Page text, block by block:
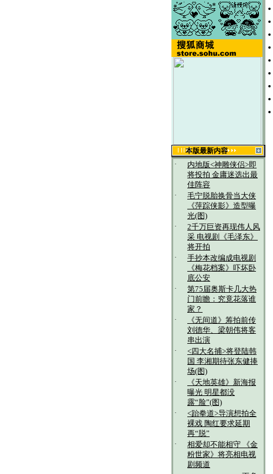
本版最新内容
·
内地版<神雕侠侣>即
将投拍 金庸迷选出最
佳阵容
·
毛宁脱胎换骨当大侠
《萍踪侠影》造型曝
光(图)
·
2千万巨资再现伟人风
采 电视剧《毛泽东》
将开拍
·
手抄本改编成电视剧
《梅花档案》吓坏卧
底公安
·
第75届奥斯卡几大热
门前瞻：究竟花落谁
家？
·
《无间道》筹拍前传
刘德华、梁朝伟将客
串出演
·
<四大名捕>将登陆韩
国 李湘期待张东健捧
场(图)
·
《天地英雄》新海报
曝光 明星都没
露“脸”(图)
·
<跆拳道>导演想拍全
裸戏 陶红要求延期
再“脱”
·
相爱却不能相守 《金
粉世家》将亮相电视
剧频道